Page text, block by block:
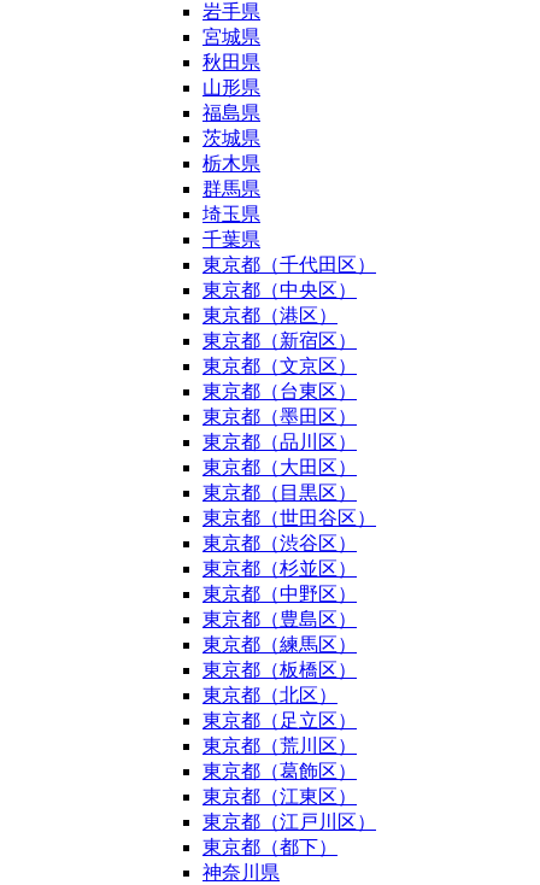
岩手県
宮城県
秋田県
山形県
福島県
茨城県
栃木県
群馬県
埼玉県
千葉県
東京都（千代田区）
東京都（中央区）
東京都（港区）
東京都（新宿区）
東京都（文京区）
東京都（台東区）
東京都（墨田区）
東京都（品川区）
東京都（大田区）
東京都（目黒区）
東京都（世田谷区）
東京都（渋谷区）
東京都（杉並区）
東京都（中野区）
東京都（豊島区）
東京都（練馬区）
東京都（板橋区）
東京都（北区）
東京都（足立区）
東京都（荒川区）
東京都（葛飾区）
東京都（江東区）
東京都（江戸川区）
東京都（都下）
神奈川県